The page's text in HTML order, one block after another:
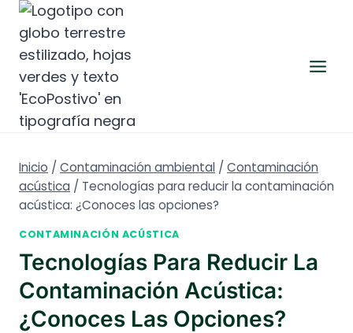
Saltar
contenido
Inicio / Contaminación ambiental / Contaminación
acústica / Tecnologías para reducir la contaminación
acústica: ¿Conoces las opciones?
CONTAMINACIÓN ACÚSTICA
Tecnologías Para Reducir La
Contaminación Acústica:
¿Conoces Las Opciones?